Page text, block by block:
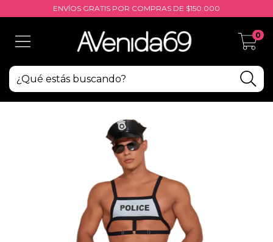
ENVÍOS GRATIS POR COMPRAS DE $150.000
0